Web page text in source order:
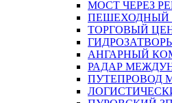
МОСТ ЧЕРЕЗ
ПЕШЕХОДНЫЙ
ТОРГОВЫЙ
АНГАРНЫЙ
РАДАР
ПУТЕПРОВОД